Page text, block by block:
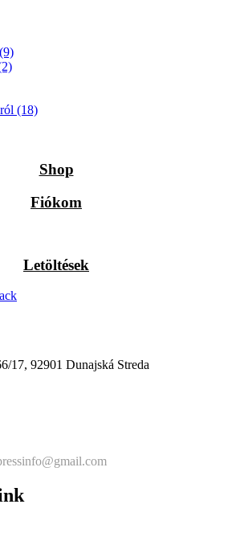
(9)
(18)
Shop
Fiókom
Letöltések
17, 92901 Dunajská Streda